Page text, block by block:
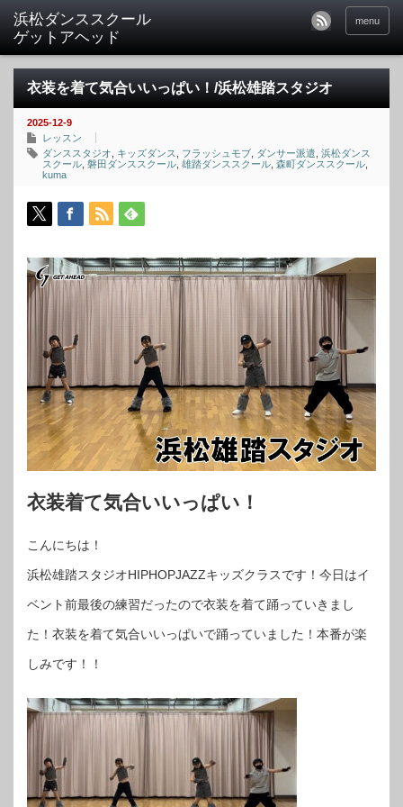
menu
衣装を着て気合いいっぱい！/浜松雄踏スタジオ
2025-12-9
レッスン
ダンススタジオ
キッズダンス フラッシュモブ ダンサー派遣 浜松ダンス
スクール 磐田ダンススクール 雄踏ダンススクール 森町ダンススクール
kuma
衣装着て気合いいっぱい！
こんにちは！
浜松雄踏スタジオHIPHOPJAZZキッズクラスです！今日はイ
ベント前最後の練習だったので衣装を着て踊っていきまし
た！衣装を着て気合いいっぱいで踊っていました！本番が楽
しみです！！